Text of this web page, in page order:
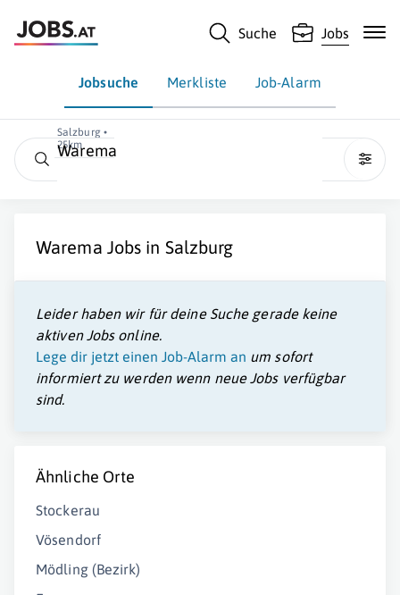
Suche Jobs
Jobsuche Merkliste Job-Alarm
Salzburg •
25km
Warema
Warema Jobs in Salzburg
Leider haben wir für deine Suche gerade keine
aktiven Jobs online.
Lege dir jetzt einen Job-Alarm an um sofort
informiert zu werden wenn neue Jobs verfügbar
sind.
Ähnliche Orte
Stockerau
Vösendorf
Mödling (Bezirk)